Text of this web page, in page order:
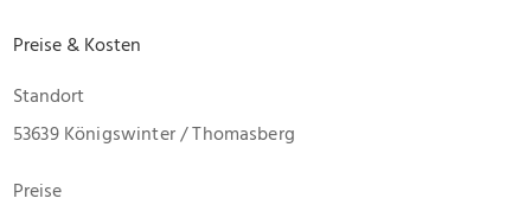
Preise & Kosten
Standort
53639 Königswinter / Thomasberg
Preise